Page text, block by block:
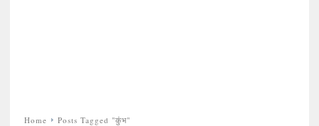
Home Posts Tagged "कुंभ"